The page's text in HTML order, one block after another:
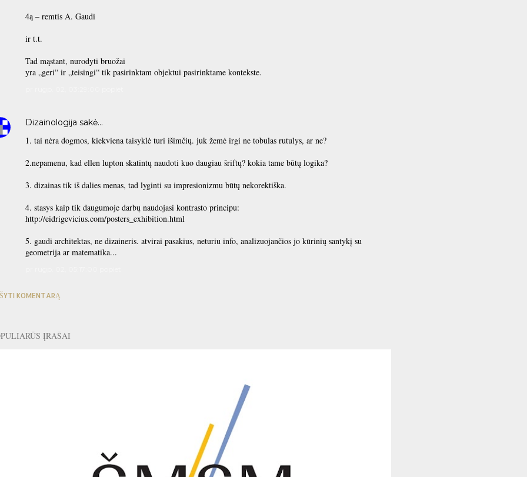
4ą – remtis A. Gaudi
ir t.t.
Tad mąstant, nurodyti bruožai
yra „geri“ ir „teisingi“ tik pasirinktam objektui pasirinktame kontekste.
Dizainologija sakė…
1. tai nėra dogmos, kiekviena taisyklė turi išimčių. juk žemė irgi ne tobulas rutulys, ar ne?
2.nepamenu, kad ellen lupton skatintų naudoti kuo daugiau šriftų? kokia tame būtų logika?
3. dizainas tik iš dalies menas, tad lyginti su impresionizmu būtų nekorektiška.
4. stasys kaip tik daugumoje darbų naudojasi kontrasto principu:
http://eidrigevicius.com/posters_exhibition.html
5. gaudi architektas, ne dizaineris. atvirai pasakius, neturiu info, analizuojančios jo kūrinių santykį su
geometrija ar matematika...
KOMENTARĄ
ĮRAŠAI